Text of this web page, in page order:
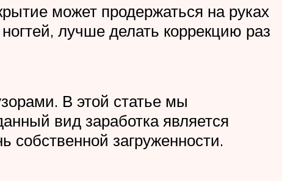
может продержаться на руках
лучше делать коррекцию раз
В этой статье мы
вид заработка является
собственной загруженности.